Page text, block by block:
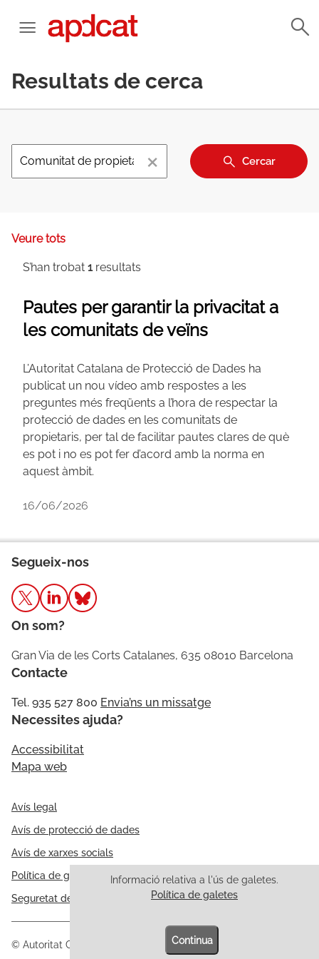
Resultats de cerca
× Cercar
Veure tots
S’han trobat 1resultats
Pautes per garantir la privacitat a
les comunitats de veïns
L’Autoritat Catalana de Protecció de Dades ha
publicat un nou vídeo amb respostes a les
preguntes més freqüents a l’hora de respectar la
protecció de dades en les comunitats de
propietaris, per tal de facilitar pautes clares de què
es pot i no es pot fer d’acord amb la norma en
aquest àmbit.
16/06/2026
Informació relativa a l'ús de galetes.
Política de galetes
Continua
Segueix-nos
On som?
Gran Via de les Corts Catalanes, 635 08010 Barcelona
Contacte
Tel. 935 527 800 Envia’ns un missatge
Necessites ajuda?
Accessibilitat
Mapa web
© Autoritat Catalana de Protecció de Dades
Avís legal
Avís de protecció de dades
Avís de xarxes socials
Política de galetes
Seguretat de la informació